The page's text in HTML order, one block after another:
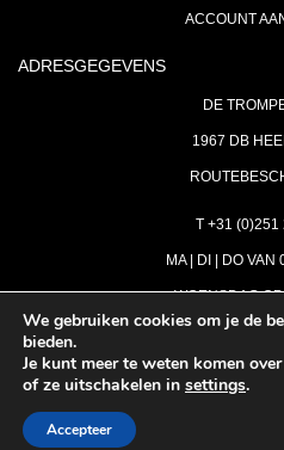
ACCOUNT
ADRESGEGEVENS
DE
1967 DB
T +31 (0)251
MA | DI | DO VAN
WOENSDAG
We gebruiken cookies om je de
bieden.
Je kunt meer te weten komen
of ze uitschakelen in settings.
Accepteer